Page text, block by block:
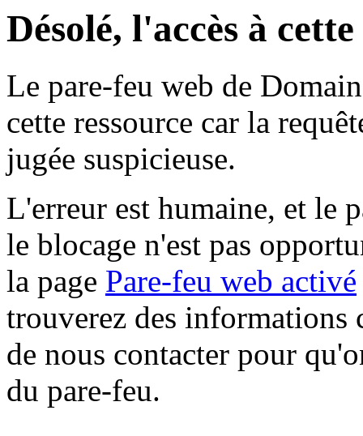
Désolé, l'accès à
Le pare-feu web de
cette ressource car la
jugée suspicieuse.
L'erreur est humaine, et le
le blocage n'est pas
la page Pare-feu web activé
trouverez des informations
de nous contacter pour
du pare-feu.